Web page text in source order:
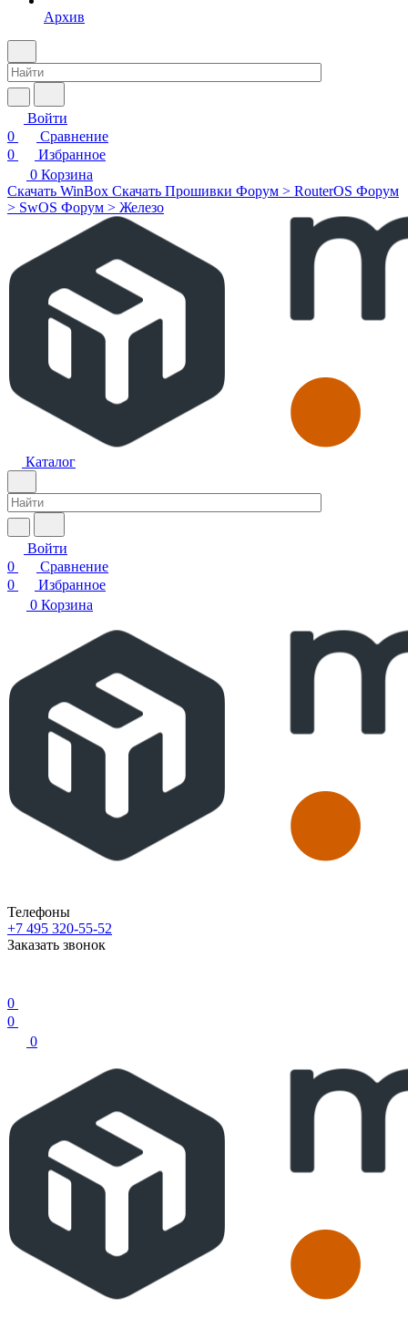
Архив
Войти
0
Сравнение
0
Избранное
0 Корзина
Скачать WinBox Скачать Прошивки Форум > RouterOS Форум
> SwOS Форум > Железо
Каталог
Войти
0
Сравнение
0
Избранное
0 Корзина
Телефоны
+7 495 320-55-52
Заказать звонок
0
0
0